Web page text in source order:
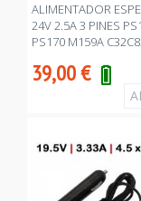
ALIMENTADOR
24V 2.5A 3 PINES
PS170 M159A
TICKETS
39,00€